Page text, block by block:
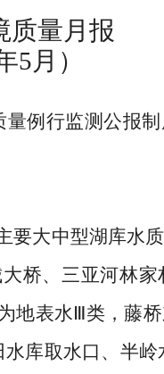
质量月报
5月）
量例行监测公报
要大中型湖库水
桥、 三亚河林家
地表水Ⅲ类 ，藤
水库取水口、半岭